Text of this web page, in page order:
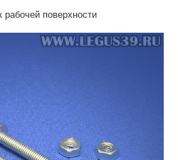
рабочей поверхности